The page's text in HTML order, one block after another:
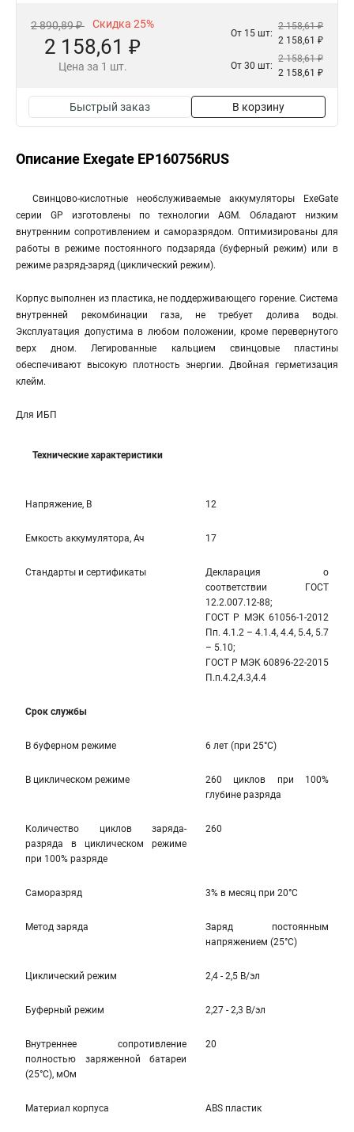
2 890,89 ₽ Скидка 25%
2 158,61 ₽
Цена за 1 шт.
От 15 шт:
2 158,61 ₽
2 158,61 ₽
От 30 шт:
2 158,61 ₽
2 158,61 ₽
Быстрый заказ В корзину
Описание Exegate EP160756RUS
Свинцово-кислотные необслуживаемые аккумуляторы ExeGate
серии GP изготовлены по технологии AGM. Обладают низким
внутренним сопротивлением и саморазрядом. Оптимизированы для
работы в режиме постоянного подзаряда (буферный режим) или в
режиме разряд-заряд (циклический режим).
Корпус выполнен из пластика, не поддерживающего горение. Система
внутренней рекомбинации газа, не требует долива воды.
Эксплуатация допустима в любом положении, кроме перевернутого
верх дном. Легированные кальцием свинцовые пластины
обеспечивают высокую плотность энергии. Двойная герметизация
клейм.
Для ИБП
Технические характеристики
Напряжение, В 12
Емкость аккумулятора, Ач 17
Стандарты и сертификаты
Декларация о
соответствии ГОСТ
12.2.007.12-88;
ГОСТ Р МЭК 61056-1-2012
Пп. 4.1.2 – 4.1.4, 4.4, 5.4, 5.7
– 5.10;
ГОСТ Р МЭК 60896-22-2015
П.п.4.2,4.3,4.4
Срок службы
В буферном режиме 6 лет (при 25°C)
В циклическом режиме
260 циклов при 100%
глубине разряда
Количество циклов заряда-
разряда в циклическом режиме
при 100% разряде
260
Саморазряд 3% в месяц при 20°C
Метод заряда
Заряд постоянным
напряжением (25°С)
Циклический режим 2,4 - 2,5 В/эл
Буферный режим 2,27 - 2,3 В/эл
Внутреннее сопротивление
полностью заряженной батареи
(25°С), мОм
20
Материал корпуса ABS пластик